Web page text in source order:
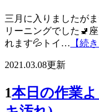
三月に入りましたが
リーニングでした🚽
れます💦トイ… 【続
2021.03.08更新
1本日の作業